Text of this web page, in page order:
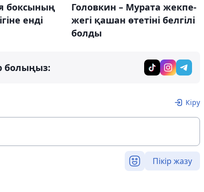
боксының
енді
Головкин – Мурата жекпе-
жегі қашан өтетіні белгілі
болды
болыңыз:
Кіру
Пікір жазу